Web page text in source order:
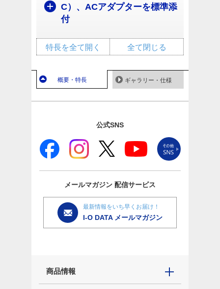
C）、ACアダプターを標準添
付
全て閉じる
特長を全て開く
概要・特長 ギャラリー・仕様
公式SNS
メールマガジン 配信サービス
最新情報をいち早くお届け！
I-O DATA メールマガジン
商品情報